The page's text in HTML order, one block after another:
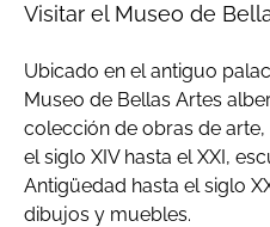
Visitar el Museo de
Ubicado en el antiguo
Museo de Bellas Artes
colección de obras de
el siglo XIV hasta el XXI,
Antigüedad hasta el siglo
dibujos y muebles.